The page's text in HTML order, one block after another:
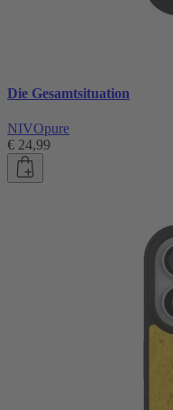
Die Gesamtsituation
NIVOpure
€ 24,99